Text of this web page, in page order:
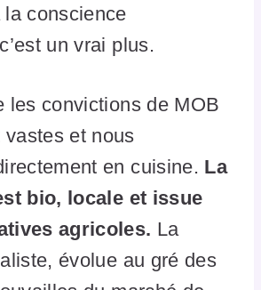
conscience
un vrai plus.
les convictions de MOB
vastes et nous
en cuisine. La
bio, locale et issue
agricoles. La
évolue au gré des